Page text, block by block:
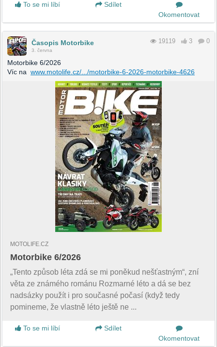
To se mi líbí
Sdílet
Okomentovat
Časopis Motorbike
3. června
19119 3 0
Motorbike 6/2026
Víc na www.motolife.cz/.../motorbike-6-2026-motorbike-4626
MOTOLIFE.CZ
Motorbike 6/2026
„Tento způsob léta zdá se mi poněkud nešťastným“, zní
věta ze známého románu Rozmarné léto a dá se bez
nadsázky použít i pro současné počasí (když tedy
pomineme, že vlastně léto ještě ne ...
To se mi líbí
Sdílet
Okomentovat